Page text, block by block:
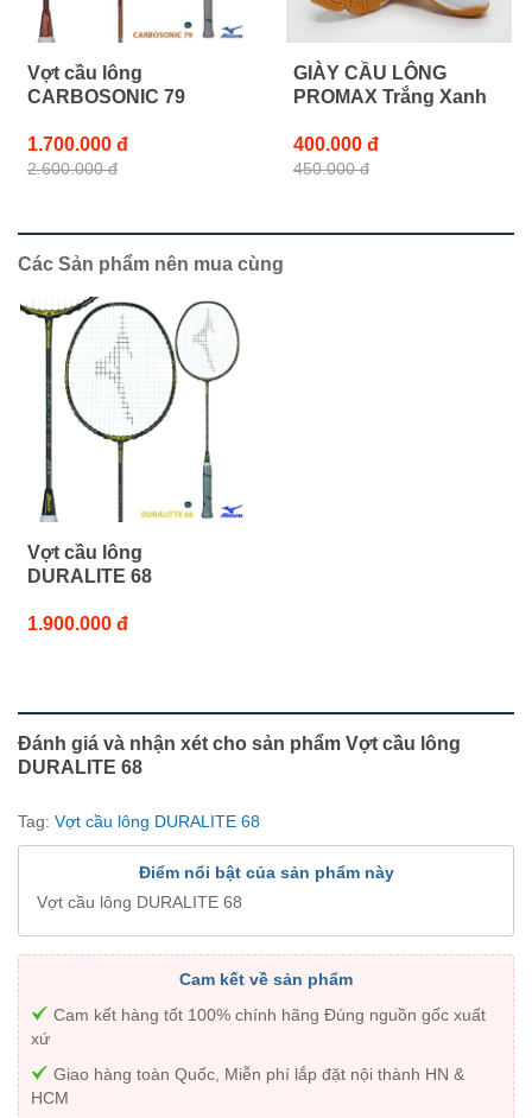
Vợt cầu lông
CARBOSONIC 79
1.700.000 đ
2.600.000 đ
GIÀY CẦU LÔNG
PROMAX Trắng Xanh
400.000 đ
450.000 đ
Các Sản phẩm nên mua cùng
Vợt cầu lông
DURALITE 68
1.900.000 đ
Đánh giá và nhận xét cho sản phẩm Vợt cầu lông
DURALITE 68
Tag: Vợt cầu lông DURALITE 68
Điểm nổi bật của sản phẩm này
Vợt cầu lông DURALITE 68
Cam kết về sản phẩm
Cam kết hàng tốt 100% chính hãng Đúng nguồn gốc xuất
xứ
Giao hàng toàn Quốc, Miễn phí lắp đặt nội thành HN &
HCM